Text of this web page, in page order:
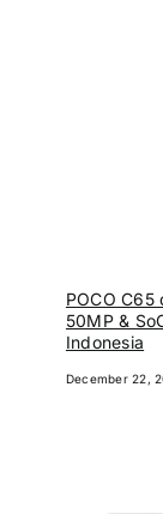
POCO C65
50MP &
Indonesia
December 22,